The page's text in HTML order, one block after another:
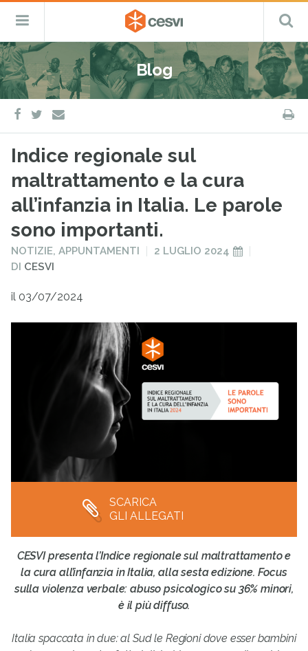
Salta
al
contenuto
CESVI
Fondazione
–
ETS
Cooperazione,
Emergenza
e
Sviluppo
Menu
Blog
facebook
twitter
e-
mail
Indice regionale sul
maltrattamento e la cura
all’infanzia in Italia. Le parole
sono importanti.
PUBBLICATO
IN
NOTIZIE,APPUNTAMENTI
PUBBLICATO
2 LUGLIO 2024
DI CESVI
il 03/07/2024
SCARICA
GLI ALLEGATI
CESVI presenta l’Indice regionale sul maltrattamento e
la cura all’infanzia in Italia, alla sesta edizione. Focus
sulla violenza verbale: abuso psicologico su 36% minori,
è il più diffuso.
Italia spaccata in due: al Sud le Regioni dove esser bambini